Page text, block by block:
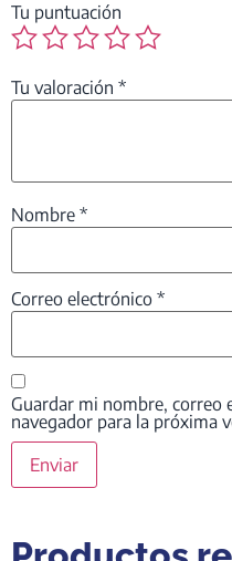
Tu puntuación
Tu valoración *
Nombre *
Correo electrónico *
Guardar mi nombre, correo
navegador para la próxima